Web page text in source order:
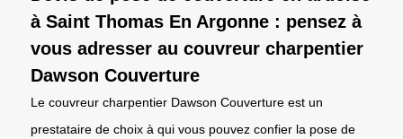
à Saint Thomas En Argonne : pensez à
vous adresser au couvreur charpentier
Dawson Couverture
Le couvreur charpentier Dawson Couverture est un
prestataire de choix à qui vous pouvez confier la pose de